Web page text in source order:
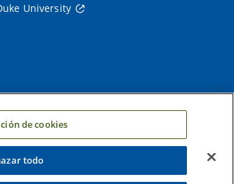
University
de cookies
todo